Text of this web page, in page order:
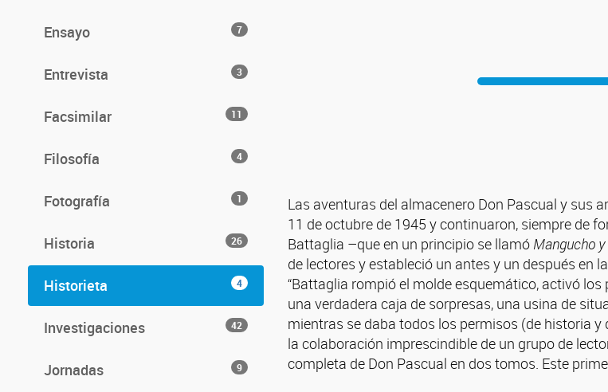
Ensayo 7
Entrevista 3
Facsimilar 11
Filosofía 4
Fotografía 1
Historia 26
Historieta 4
Investigaciones 42
Jornadas 9
Las aventuras del almacenero Don Pascual y sus
11 de octubre de 1945 y continuaron, siempre de
Battaglia –que en un principio se llamó Mangucho
de lectores y estableció un antes y un después en
“Battaglia rompió el molde esquemático, activó
una verdadera caja de sorpresas, una usina de
mientras se daba todos los permisos (de historia
la colaboración imprescindible de un grupo de
completa de Don Pascual en dos tomos. Este